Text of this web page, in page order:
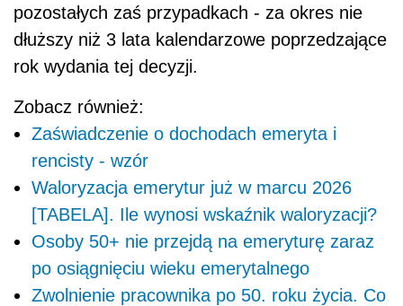
pozostałych zaś przypadkach - za okres nie
dłuższy niż 3 lata kalendarzowe poprzedzające
rok wydania tej decyzji.
Zobacz również:
Zaświadczenie o dochodach emeryta i
rencisty - wzór
Waloryzacja emerytur już w marcu 2026
[TABELA]. Ile wynosi wskaźnik waloryzacji?
Osoby 50+ nie przejdą na emeryturę zaraz
po osiągnięciu wieku emerytalnego
Zwolnienie pracownika po 50. roku życia. Co